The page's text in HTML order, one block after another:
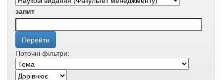
запит
Поточні фільтри: